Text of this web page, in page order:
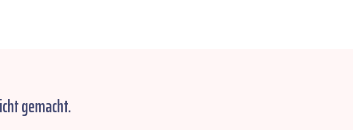
gemacht.